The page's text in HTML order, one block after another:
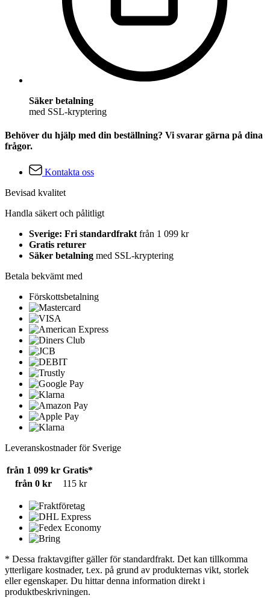
Säker betalning
med SSL-kryptering
Behöver du hjälp med din beställning? Vi svarar gärna på dina
frågor.
Kontakta oss
Bevisad kvalitet
Handla säkert och pålitligt
Sverige: Fri standardfraktfrån 1 099 kr
Gratis returer
Säker betalning med SSL-kryptering
Betala bekvämt med
Förskottsbetalning
Leveranskostnader för Sverige
från 1 099 kr Gratis*
från 0 kr
115 kr
* Dessa fraktavgifter gäller för standardfrakt. Det kan tillkomma
ytterligare kostnader, t.ex. på grund av produkternas vikt, storlek
eller egenskaper. Du hittar denna information direkt i
produktbeskrivningen.